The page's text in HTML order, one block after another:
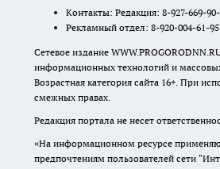
Контакты: Редакция: 8-927-669-
Рекламный отдел: 8-920-004-61-
Сетевое издание
информационных технологий и
Возрастная категория сайта 16+. При
смежных правах.
Редакция портала не несет
«На информационном ресурсе
предпочтениям пользователей сети